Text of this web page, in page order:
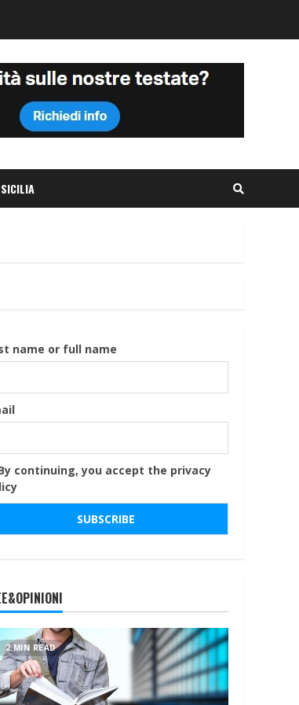
name or full name
continuing, you accept the privacy
2 MIN READ